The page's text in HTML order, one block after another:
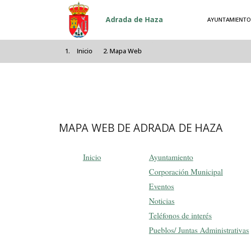
Pasar al contenido principal
Adrada de Haza AYUNTAMIENTO
Inicio Mapa Web
MAPA WEB DE ADRADA DE HAZA
Inicio
Ayuntamiento
Corporación Municipal
Eventos
Noticias
Teléfonos de interés
Pueblos/ Juntas Administrativas